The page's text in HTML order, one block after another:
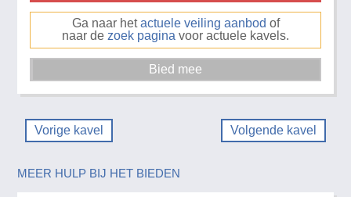
Ga naar hetactuele veiling aanbod of
naar de zoek pagina voor actuele kavels.
Vorige kavel Volgende kavel
MEER HULP BIJ HET BIEDEN